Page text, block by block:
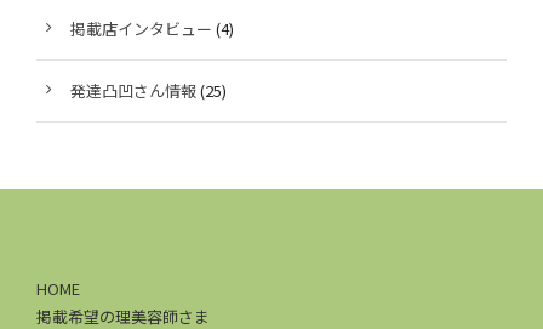
掲載店インタビュー (4)
発達凸凹さん情報(25)
HOME
掲載希望の理美容師さま